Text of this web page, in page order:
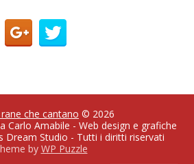
che cantano © 2026
Carlo Amabile - Web design e grafiche
Dream Studio - Tutti i diritti riservati
by WP Puzzle